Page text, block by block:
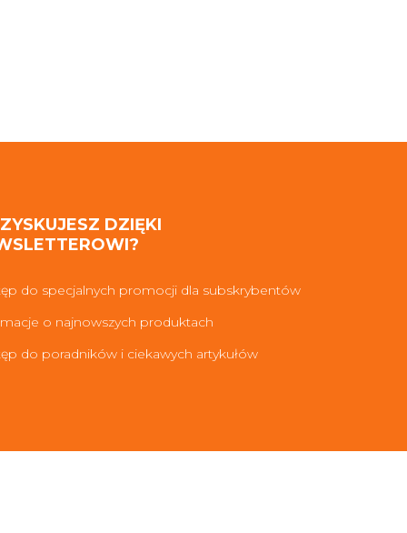
DZIĘKI
do specjalnych promocji dla subskrybentów
o najnowszych produktach
do poradników i ciekawych artykułów